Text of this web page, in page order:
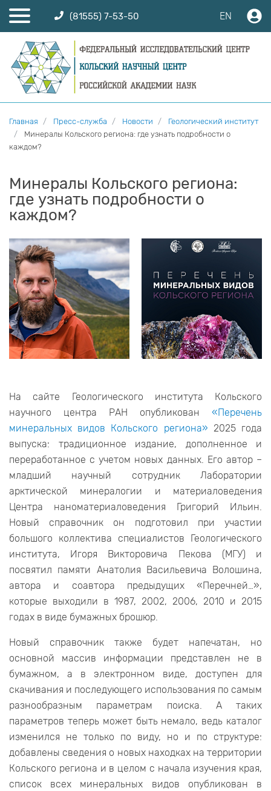
(81555) 7-53-50 EN
Главная Пресс-служба Новости
Геологический институт
Минералы Кольского региона: где узнать подробности о
каждом?
Минералы Кольского региона:
где узнать подробности о
каждом?
На сайте Геологического института Кольского
научного центра РАН опубликован «Перечень
минеральных видов Кольского региона» 2025 года
выпуска: традиционное издание, дополненное и
переработанное с учетом новых данных. Его автор –
младший научный сотрудник Лаборатории
арктической минералогии и материаловедения
Центра наноматериаловедения Григорий Ильин.
Новый справочник он подготовил при участии
большого коллектива специалистов Геологического
института, Игоря Викторовича Пекова (МГУ) и
посвятил памяти Анатолия Васильевича Волошина,
автора и соавтора предыдущих «Перечней…»,
которые выходили в 1987, 2002, 2006, 2010 и 2015
годах в виде бумажных брошюр.
Новый справочник также будет напечатан, но
основной массив информации представлен не в
бумажном, а в электронном виде, доступен для
скачивания и последующего использования по самым
разнообразным параметрам поиска. А таких
параметров теперь может быть немало, ведь каталог
изменился не только по виду, но и по структуре:
добавлены сведения о новых находках на территории
Кольского региона и в целом с начала изучения края,
список всех минеральных видов опубликован в